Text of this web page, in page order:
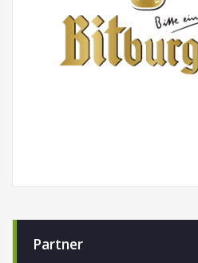
Partner